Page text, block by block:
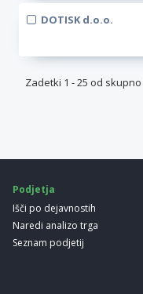
DOTISK d.o.o.
Zadetki 1 -25 od skupno
Podjetja
Išči po dejavnostih
Naredi analizo trga
Seznam podjetij